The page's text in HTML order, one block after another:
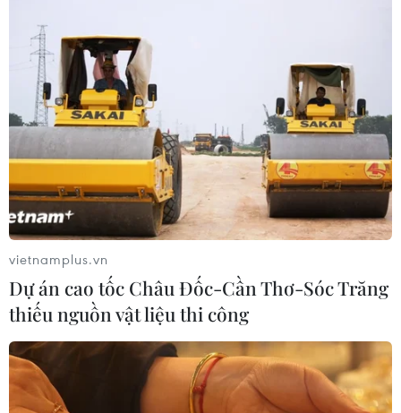
vietnamplus.vn
Dự án cao tốc Châu Đốc-Cần Thơ-Sóc Trăng
thiếu nguồn vật liệu thi công